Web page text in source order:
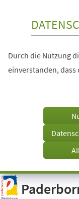
Visuelle
Assistenzsoftware
öffnen.
Durch die Nutzung
einverstanden, dass